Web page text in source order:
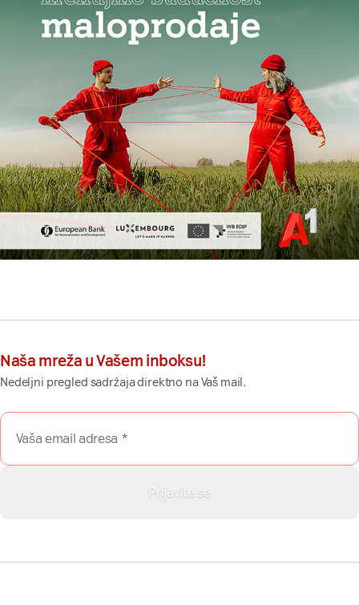
Naša mreža u Vašem inboksu!
Nedeljni pregled sadržaja direktno na Vaš mail.